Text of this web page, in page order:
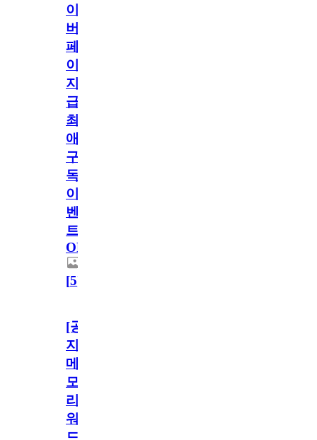
이
버
페
이
지
급!
최
애
구
독
이
벤
트
OPEN!
[5]
[공
지]
메
모
리
워